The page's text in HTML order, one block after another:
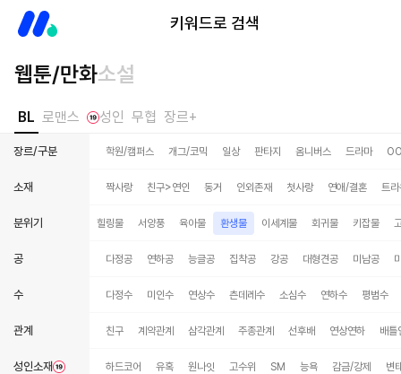
키워드로 검색
웹툰/만화소설
BL 로맨스 성인 무협 장르+
장르/구분 학원/캠퍼스 개그/코믹 일상 판타지 옴니버스 드라마
소재 짝사랑 친구>연인 동거 인외존재 첫사랑 연애/결혼 트
분위기
피폐물 힐링물 서양풍 육아물 환생물 이세계물 회귀물 키잡물
공 다정공 연하공 능글공 집착공 강공 대형견공 미남공
수 다정수 미인수 연상수 츤데레수 소심수 연하수 평범수
관계 친구 계약관계 삼각관계 주종관계 선후배 연상연하 배틀
성인소재 하드코어 유혹 원나잇 고수위 SM 능욕 감금/강제 변